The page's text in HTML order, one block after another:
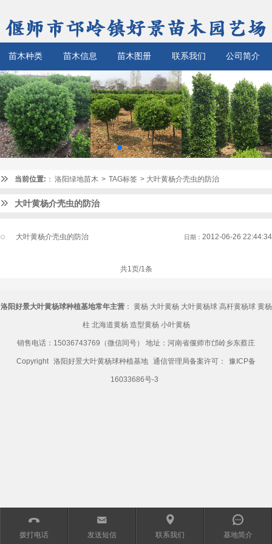
苗木种类 苗木信息 苗木图册 联系我们 公司简介
当前位置: ： 洛阳绿地苗木 > TAG标签 > 大叶黄杨介壳虫的防治
大叶黄杨介壳虫的防治
大叶黄杨介壳虫的防治 日期： 2012-06-26 22:44:34
共1页/1条
󰀱
拨打电话
㕩
发送短信
㕻
联系我们
󰀨
基地简介
洛阳好景大叶黄杨球种植基地常年主营： 黄杨 大叶黄杨 大叶黄杨球 高杆黄杨球 黄杨
柱 北海道黄杨 造型黄杨 小叶黄杨
销售电话：15036743769（微信同号） 地址：河南省偃师市邙岭乡东蔡庄
Copyright 洛阳好景大叶黄杨球种植基地 通信管理局备案许可： 豫ICP备
16033686号-3